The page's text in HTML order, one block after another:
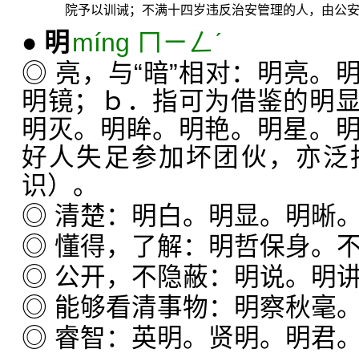
院予以训诫；不满十四岁违反治安管理的人，由公
● 明 míng ㄇㄧㄥˊ
◎ 亮，与“暗”相对：明亮。
明镜；ｂ．指可为借鉴的明
明灭。明眸。明艳。明星。
好人失足参加坏团伙，亦
识）。
◎ 清楚：明白。明显。明晰
◎ 懂得，了解：明哲保身。
◎ 公开，不隐蔽：明说。明
◎ 能够看清事物：明察秋毫
◎ 睿智：英明。贤明。明君